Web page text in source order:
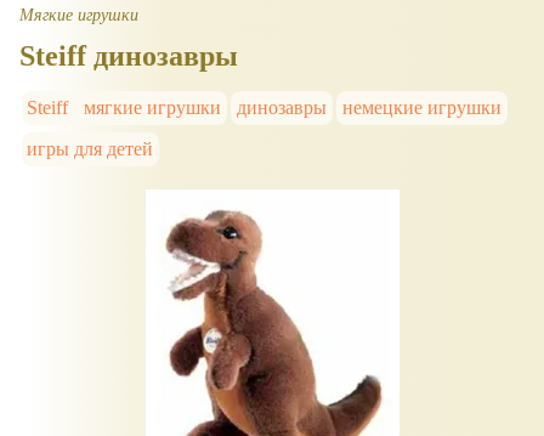
Мягкие игрушки
Steiff динозавры
Steiff мягкие игрушки динозавры
немецкие игрушки
игры для детей